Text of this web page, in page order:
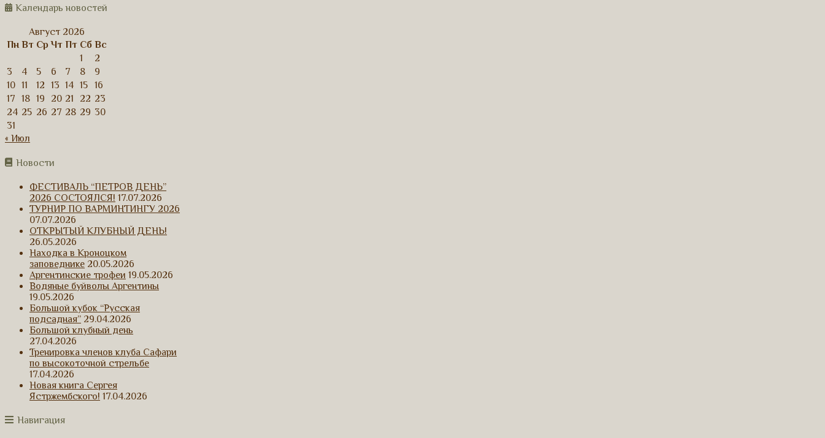
Календарь новостей
Август 2026
Пн Вт Ср Чт Пт Сб Вс
1
2
3
4 5 6 7 8
9
10 11 12 13 14 15
16
17
18 19 20 21 22 23
24 25 26 27 28 29 30
31
« Июл
Новости
ФЕСТИВАЛЬ “ПЕТРОВ ДЕНЬ”
2026 СОСТОЯЛСЯ! 17.07.2026
ТУРНИР ПО ВАРМИНТИНГУ 2026
07.07.2026
ОТКРЫТЫЙ КЛУБНЫЙ ДЕНЬ!
26.05.2026
Находка в Кроноцком
заповеднике 20.05.2026
Аргентинские трофеи 19.05.2026
Водяные буйволы Аргентины
19.05.2026
Большой кубок “Русская
подсадная” 29.04.2026
Большой клубный день
27.04.2026
Тренировка членов клуба Сафари
по высокоточной стрельбе
17.04.2026
Новая книга Сергея
Ястржембского! 17.04.2026
Навигация